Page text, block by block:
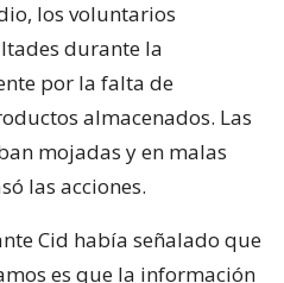
los voluntarios
durante la
por la falta de
almacenados. Las
mojadas y en malas
las acciones.
Cid había señalado que
es que la información